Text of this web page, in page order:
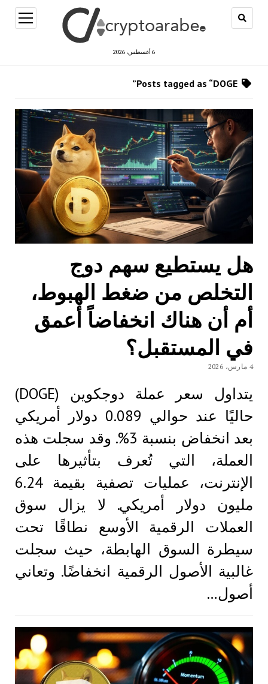
6 أغسطس، 2026
open
menu
هل يستطيع سهم دوج
التخلص من ضغط الهبوط،
أم أن هناك انخفاضاً أعمق
في المستقبل؟
4 مارس، 2026
يتداول سعر عملة دوجكوين (DOGE)
حاليًا عند حوالي 0.089 دولار أمريكي
بعد انخفاض بنسبة 3%. وقد سجلت هذه
العملة، التي تُعرف بتأثيرها على
الإنترنت، عمليات تصفية بقيمة 6.24
مليون دولار أمريكي. لا يزال سوق
العملات الرقمية الأوسع نطاقًا تحت
سيطرة السوق الهابطة، حيث سجلت
غالبية الأصول الرقمية انخفاضًا. وتعاني
أصول…